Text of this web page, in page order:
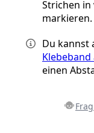
Strichen in
markieren.
Du kannst
einen